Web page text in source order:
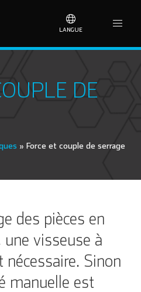
LANGUE
DE
» Force et couple de serrage
des pièces en
une visseuse à
Sinon
manuelle est